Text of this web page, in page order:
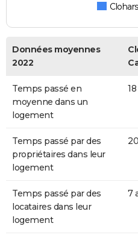
Données moyennes
2022
Temps passé en
moyenne dans un
logement
Temps passé par des
propriétaires dans leur
logement
Temps passé par des
locataires dans leur
logement
7